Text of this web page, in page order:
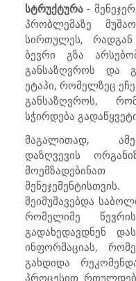
სტრუქტურა-
პრობლემაზე
სირთულეს,
ბევრი გზა
განსაზღვროს და
ეტაპი, რომელზეც
განსაზღვროს,
სჭირდება
მაგალითად,
დაზღვევის
შეიმუშავებდა
რომელიმე
გადახედავდნენ
ინფორმაციას,
გახდიდა
პროცესით